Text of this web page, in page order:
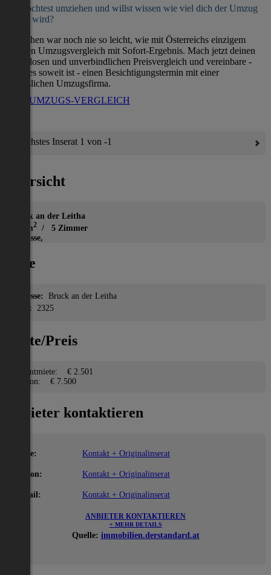
Du möchtest umziehen und willst wissen wie viel dich der Umzug
kosten wird?
Umziehen war noch nie so leicht, wie mit Österreichs einzigem
direkten Umzugsvergleich mit Sofort-Ergebnis. Mach jetzt deinen
kostenlosen und unverbindlichen Preisvergleich und vereinbare -
wenn es soweit ist - einen Besichtigungstermin mit einer
verlässlichen Umzugsfirma.
ZUM UMZUGS-VERGLEICH
Nächstes Inserat 1 von -1
Übersicht
Bruck an der Leitha
133 m2 / 5 Zimmer
Terrasse,
Lage
Adresse: Bruck an der Leitha
PLZ:
2325
Miete/Preis
Gesamtmiete:
€ 2.501
Kaution:
€ 7.500
Anbieter kontaktieren
Name: Kontakt + Originalinserat
Telefon: Kontakt + Originalinserat
E-Mail: Kontakt + Originalinserat
ANBIETER KONTAKTIEREN
+ MEHR DETAILS
Quelle: immobilien.derstandard.at